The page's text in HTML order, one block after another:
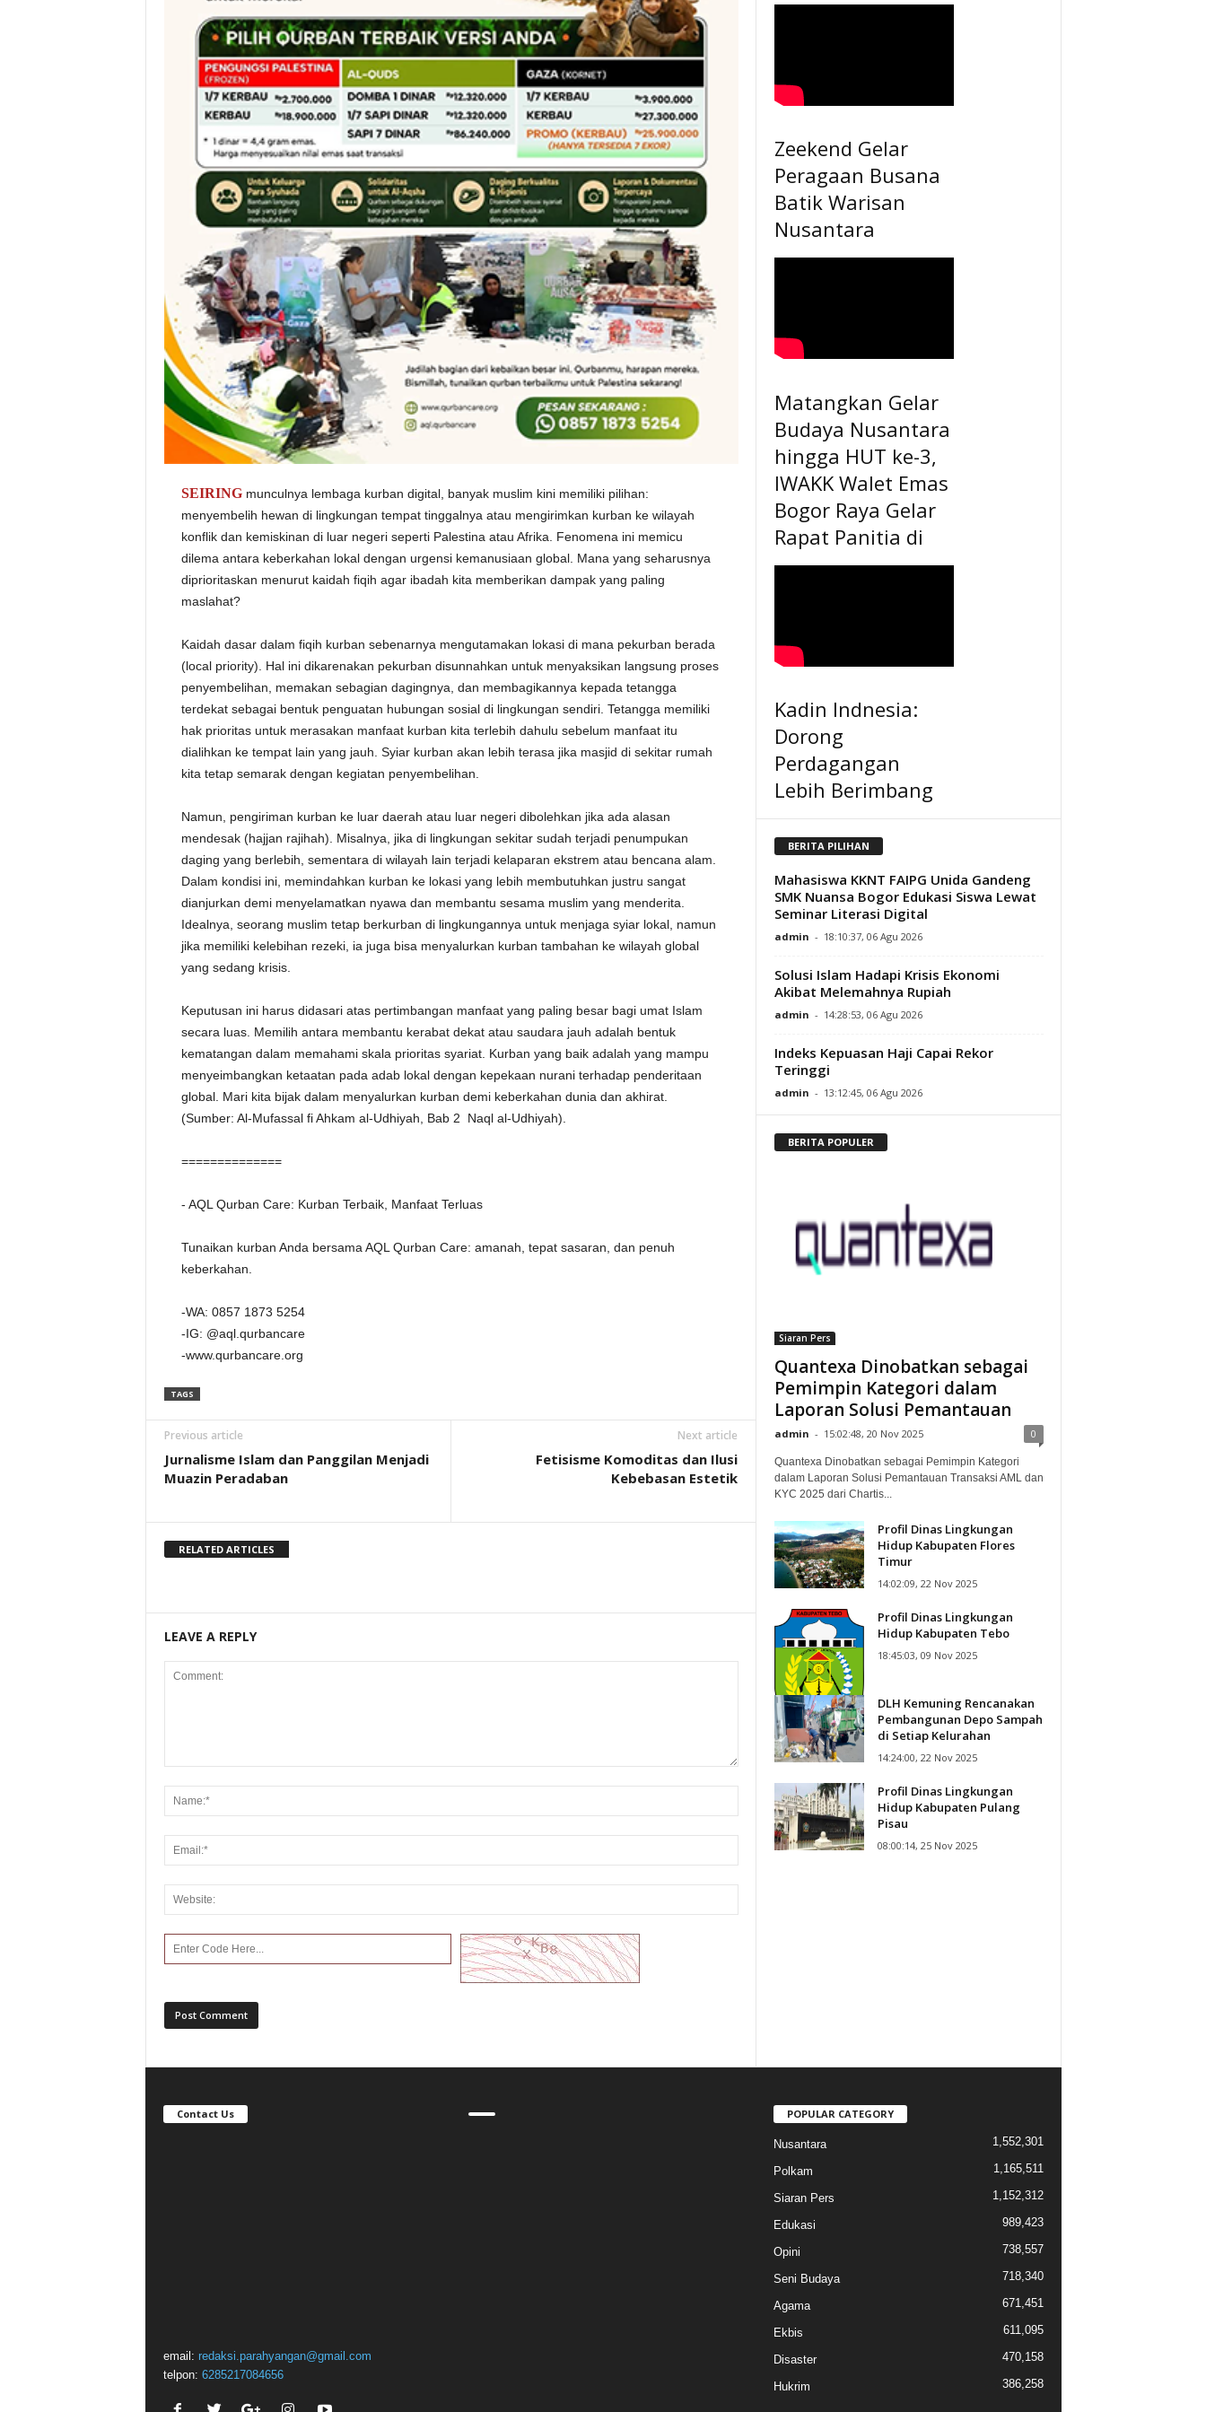
SEIRINGmunculnya lembaga kurban digital, banyak muslim kini memiliki pilihan:
menyembelih hewan di lingkungan tempat tinggalnya atau mengirimkan kurban ke wilayah
konflik dan kemiskinan di luar negeri seperti Palestina atau Afrika. Fenomena ini memicu
dilema antara keberkahan lokal dengan urgensi kemanusiaan global. Mana yang seharusnya
diprioritaskan menurut kaidah fiqih agar ibadah kita memberikan dampak yang paling
maslahat?
Kaidah dasar dalam fiqih kurban sebenarnya mengutamakan lokasi di mana pekurban berada
(local priority). Hal ini dikarenakan pekurban disunnahkan untuk menyaksikan langsung proses
penyembelihan, memakan sebagian dagingnya, dan membagikannya kepada tetangga
terdekat sebagai bentuk penguatan hubungan sosial di lingkungan sendiri. Tetangga memiliki
hak prioritas untuk merasakan manfaat kurban kita terlebih dahulu sebelum manfaat itu
dialihkan ke tempat lain yang jauh. Syiar kurban akan lebih terasa jika masjid di sekitar rumah
kita tetap semarak dengan kegiatan penyembelihan.
Namun, pengiriman kurban ke luar daerah atau luar negeri dibolehkan jika ada alasan
mendesak (hajjan rajihah). Misalnya, jika di lingkungan sekitar sudah terjadi penumpukan
daging yang berlebih, sementara di wilayah lain terjadi kelaparan ekstrem atau bencana alam.
Dalam kondisi ini, memindahkan kurban ke lokasi yang lebih membutuhkan justru sangat
dianjurkan demi menyelamatkan nyawa dan membantu sesama muslim yang menderita.
Idealnya, seorang muslim tetap berkurban di lingkungannya untuk menjaga syiar lokal, namun
jika memiliki kelebihan rezeki, ia juga bisa menyalurkan kurban tambahan ke wilayah global
yang sedang krisis.
Keputusan ini harus didasari atas pertimbangan manfaat yang paling besar bagi umat Islam
secara luas. Memilih antara membantu kerabat dekat atau saudara jauh adalah bentuk
kematangan dalam memahami skala prioritas syariat. Kurban yang baik adalah yang mampu
menyeimbangkan ketaatan pada adab lokal dengan kepekaan nurani terhadap penderitaan
global. Mari kita bijak dalam menyalurkan kurban demi keberkahan dunia dan akhirat.
(Sumber: Al-Mufassal fi Ahkam al-Udhiyah, Bab 2 Naql al-Udhiyah).
==============
- AQL Qurban Care: Kurban Terbaik, Manfaat Terluas
Tunaikan kurban Anda bersama AQL Qurban Care: amanah, tepat sasaran, dan penuh
keberkahan.
-WA: 0857 1873 5254
-IG: @aql.qurbancare
-www.qurbancare.org
TAGS
Previous article
Jurnalisme Islam dan Panggilan Menjadi
Muazin Peradaban
Next article
Fetisisme Komoditas dan Ilusi
Kebebasan Estetik
RELATED ARTICLES
LEAVE A REPLY
Zeekend Gelar
Peragaan Busana
Batik Warisan
Nusantara
Matangkan Gelar
Budaya Nusantara
hingga HUT ke-3,
IWAKK Walet Emas
Bogor Raya Gelar
Rapat Panitia di
Kadin Indnesia:
Dorong
Perdagangan
Lebih Berimbang
BERITA PILIHAN
Mahasiswa KKNT FAIPG Unida Gandeng
SMK Nuansa Bogor Edukasi Siswa Lewat
Seminar Literasi Digital
admin - 18:10:37, 06 Agu 2026
Solusi Islam Hadapi Krisis Ekonomi
Akibat Melemahnya Rupiah
admin - 14:28:53, 06 Agu 2026
Indeks Kepuasan Haji Capai Rekor
Teringgi
admin - 13:12:45, 06 Agu 2026
BERITA POPULER
Siaran Pers
Quantexa Dinobatkan sebagai
Pemimpin Kategori dalam
Laporan Solusi Pemantauan
admin - 15:02:48, 20 Nov 2025 0
Quantexa Dinobatkan sebagai Pemimpin Kategori
dalam Laporan Solusi Pemantauan Transaksi AML dan
KYC 2025 dari Chartis...
Profil Dinas Lingkungan
Hidup Kabupaten Flores
Timur
14:02:09, 22 Nov 2025
Profil Dinas Lingkungan
Hidup Kabupaten Tebo
18:45:03, 09 Nov 2025
DLH Kemuning Rencanakan
Pembangunan Depo Sampah
di Setiap Kelurahan
14:24:00, 22 Nov 2025
Profil Dinas Lingkungan
Hidup Kabupaten Pulang
Pisau
08:00:14, 25 Nov 2025
Contact Us
email: redaksi.parahyangan@gmail.com
telpon: 6285217084656
POPULAR CATEGORY
Nusantara 1,552,301
Polkam 1,165,511
Siaran Pers 1,152,312
Edukasi 989,423
Opini 738,557
Seni Budaya 718,340
Agama 671,451
Ekbis 611,095
Disaster 470,158
Hukrim 386,258